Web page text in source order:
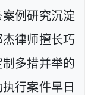
例研究沉淀
律师擅长巧
多措并举的
行案件早日